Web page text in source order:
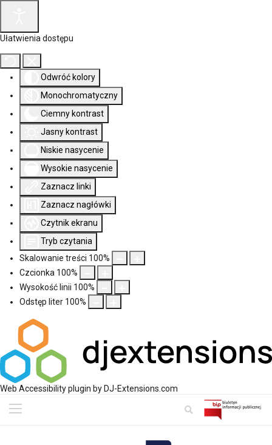
Ułatwienia dostępu
Odwróć kolory
Monochromatyczny
Ciemny kontrast
Jasny kontrast
Niskie nasycenie
Wysokie nasycenie
Zaznacz linki
Zaznacz nagłówki
Czytnik ekranu
Tryb czytania
Skalowanie treści 100%
Czcionka 100%
Wysokość linii 100%
Odstęp liter 100%
Web Accessibility plugin by DJ-Extensions.com